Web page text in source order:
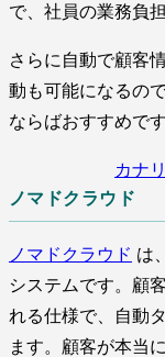
で、社員の業務負
さらに自動で顧客
動も可能になるの
ならばおすすめです
カナ
ノマドクラウド
ノマドクラウド は
システムです。顧
れる仕様で、自動
ます。顧客が本当